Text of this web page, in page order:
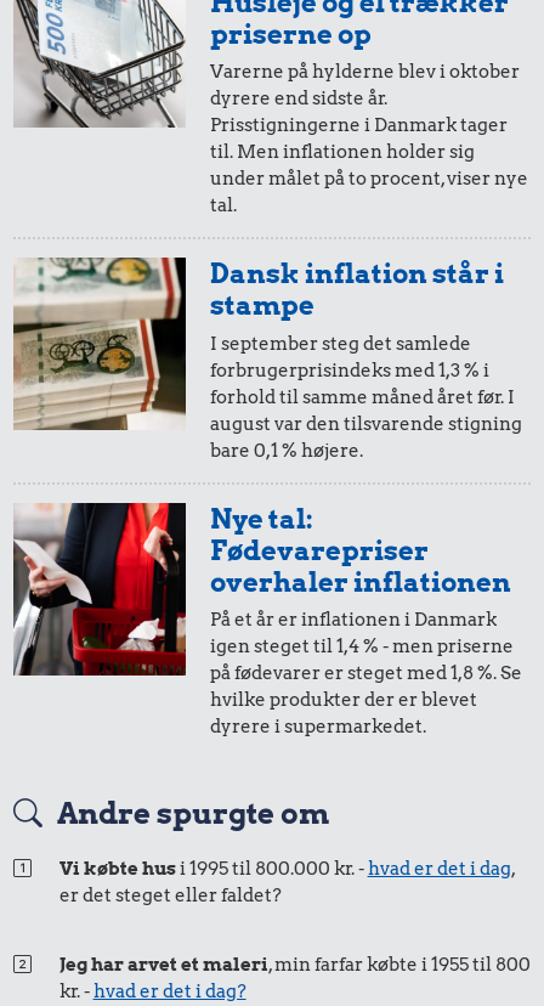
i 1953
10 øre
i 1953
= 2,-
i dag
0,98,-
priserne op
Varerne på hylderne blev i oktober
dyrere end sidste år.
Prisstigningerne i Danmark tager
til. Men inflationen holder sig
under målet på to procent, viser nye
tal.
Dansk inflation står i
stampe
I september steg det samlede
forbrugerprisindeks med 1,3 % i
forhold til samme måned året før. I
august var den tilsvarende stigning
bare 0,1 % højere.
Nye tal:
Fødevarepriser
overhaler inflationen
På et år er inflationen i Danmark
igen steget til 1,4 % - men priserne
på fødevarer er steget med 1,8 %. Se
hvilke produkter der er blevet
dyrere i supermarkedet.
Andre spurgte om
Vi købte husi 1995 til 800.000 kr. -hvad er det i dag,
er det steget eller faldet?
Jeg har arvet et maleri, min farfar købte i 1955 til 800
kr. -hvad er det i dag?